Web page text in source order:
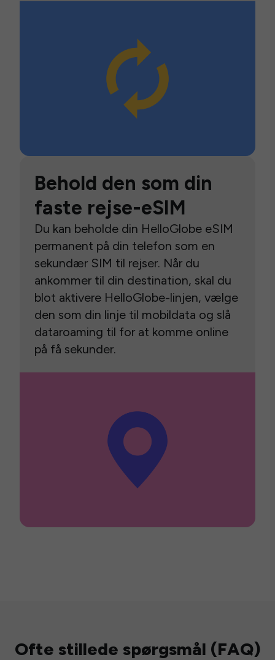
Behold den som din
faste rejse-eSIM
Du kan beholde din HelloGlobe eSIM
permanent på din telefon som en
sekundær SIM til rejser. Når du
ankommer til din destination, skal du
blot aktivere HelloGlobe-linjen, vælge
den som din linje til mobildata og slå
dataroaming til for at komme online
på få sekunder.
Ofte stillede spørgsmål (FAQ)